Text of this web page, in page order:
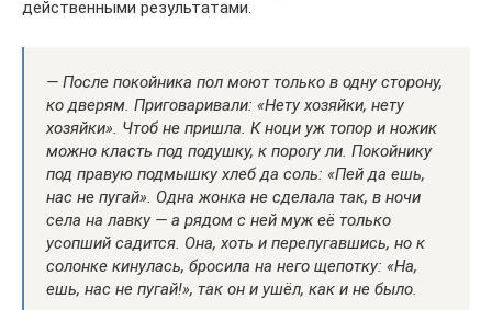
действенными результатами.
— После покойника пол моют только в одну сторону,
ко дверям. Приговаривали: «Нету хозяйки, нету
хозяйки». Чтоб не пришла. К ноци уж топор и ножик
можно класть под подушку, к порогу ли. Покойнику
под правую подмышку хлеб да соль: «Пей да ешь,
нас не пугай». Одна жонка не сделала так, в ночи
села на лавку — а рядом с ней муж её только
усопший садится. Она, хоть и перепугавшись, но к
солонке кинулась, бросила на него щепотку: «На,
ешь, нас не пугай!», так он и ушёл, как и не было.